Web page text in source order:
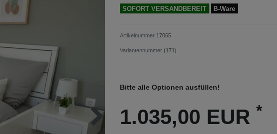
SOFORT VERSANDBEREIT B-Ware
Artikelnummer 17065
Variantennummer (171)
Bitte alle Optionen ausfüllen!
1.035,00 EUR *